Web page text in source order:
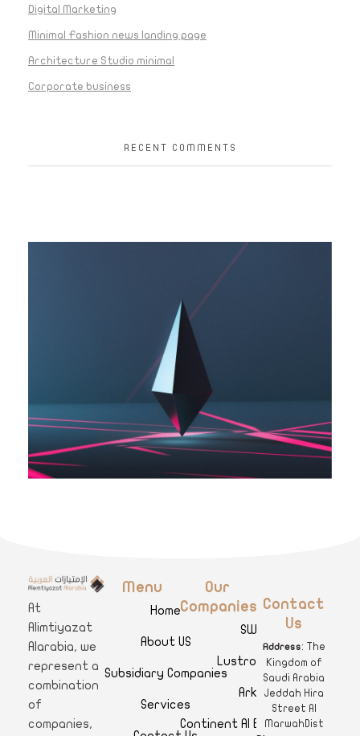
Digital Marketing
Minimal Fashion news landing page
Architecture Studio minimal
Corporate business
RECENT COMMENTS
A
limtiyazat Alarabiaفي الامتيازات العربية، نحن نمثل مجموعة من الشركات، تتمتع كل منها بتاريخ غني يمتد لأكثر من نصف قرن.
At
Alimtiyazat
Alarabia, we
represent a
combination
of
companies,
Menu
Home
About US
Subsidiary Companies
Services
Our
Companies
SWAR
Lustro Clinics
Arkan
Continent Al Ertiqaa Hotel
Contact
Us
Address: The
Kingdom of
Saudi Arabia
Jeddah Hira
Street Al
MarwahDist